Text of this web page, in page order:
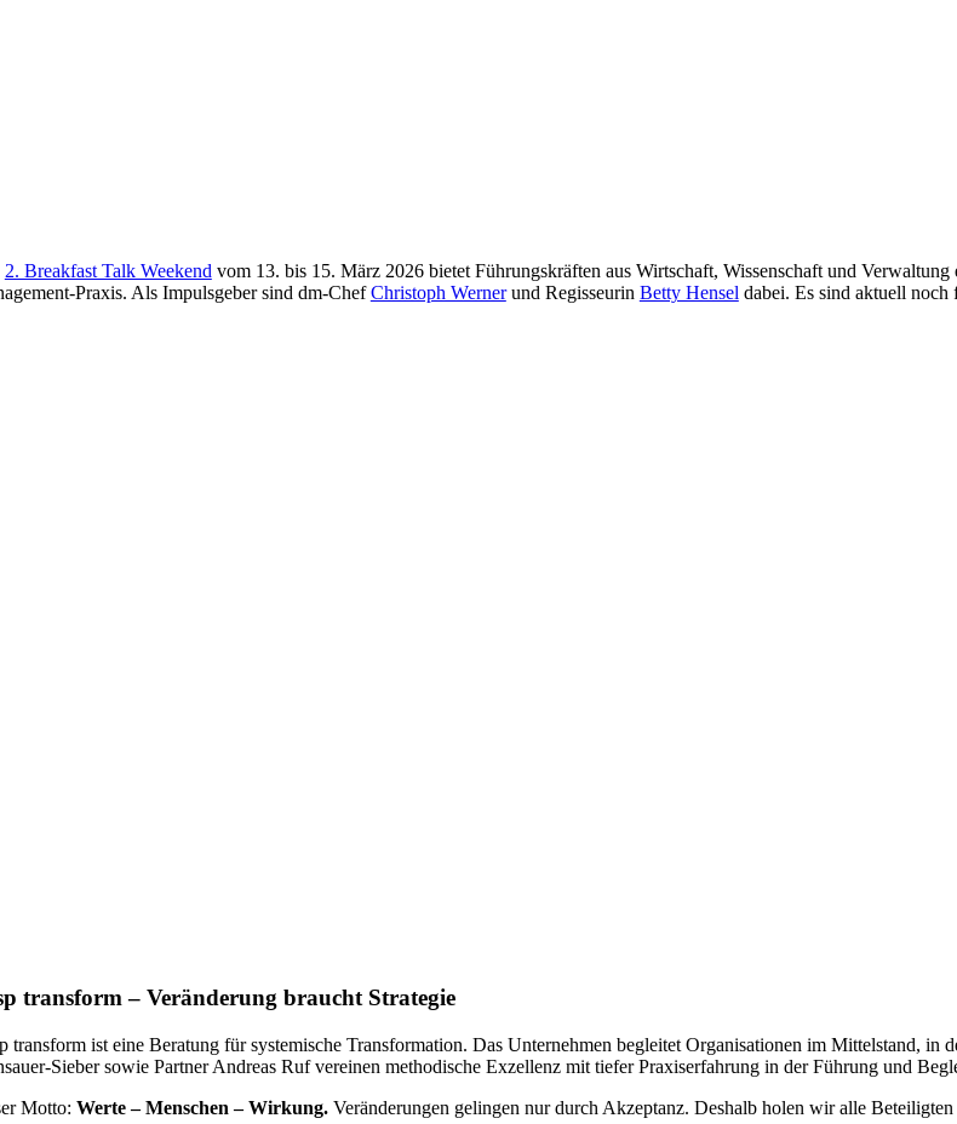
2. Breakfast Talk Weekend vom 13. bis 15. März 2026 bietet Führungskräften aus Wirtschaft, Wissenschaft und
Praxis. Als Impulsgeber sind dm-ChefChristoph Wernerund Regisseurin Betty Hensel dabei. Es sind aktuell noch
transform – Veränderung braucht Strategie
transform ist eine Beratung für systemische Transformation. Das Unternehmen begleitet Organisationen im Mittelstand,
Sieber sowie Partner Andreas Ruf vereinen methodische Exzellenz mit tiefer Praxiserfahrung in der Führung und
Motto: Werte – Menschen – Wirkung.Veränderungen gelingen nur durch Akzeptanz. Deshalb holen wir alle